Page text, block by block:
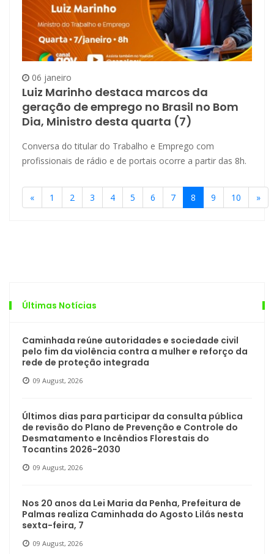
06 janeiro
Luiz Marinho destaca marcos da
geração de emprego no Brasil no Bom
Dia, Ministro desta quarta (7)
Conversa do titular do Trabalho e Emprego com
profissionais de rádio e de portais ocorre a partir das 8h.
« 1 2 3 4 5 6 7 8 9 10 »
Últimas Notícias
Caminhada reúne autoridades e sociedade civil
pelo fim da violência contra a mulher e reforço da
rede de proteção integrada
09 August, 2026
Últimos dias para participar da consulta pública
de revisão do Plano de Prevenção e Controle do
Desmatamento e Incêndios Florestais do
Tocantins 2026-2030
09 August, 2026
Nos 20 anos da Lei Maria da Penha, Prefeitura de
Palmas realiza Caminhada do Agosto Lilás nesta
sexta-feira, 7
09 August, 2026